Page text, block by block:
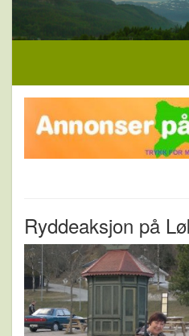
Ryddeaksjon på